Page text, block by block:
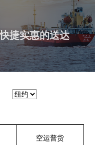
捷实惠的送达
空运普货